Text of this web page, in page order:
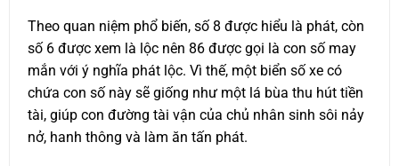
Theo quan niệm phổ biến, số 8 được hiểu là phát, còn
số 6 được xem là lộc nên 86 được gọi là con số may
mắn với ý nghĩa phát lộc. Vì thế, một biển số xe có
chứa con số này sẽ giống như một lá bùa thu hút tiền
tài, giúp con đường tài vận của chủ nhân sinh sôi nảy
nở, hanh thông và làm ăn tấn phát.